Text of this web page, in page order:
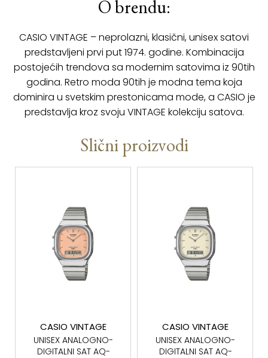
O brendu:
CASIO VINTAGE – neprolazni, klasični, unisex satovi
predstavljeni prvi put 1974. godine. Kombinacija
postojećih trendova sa modernim satovima iz 90tih
godina. Retro moda 90tih je modna tema koja
dominira u svetskim prestonicama mode, a CASIO je
predstavlja kroz svoju VINTAGE kolekciju satova.
Slični proizvodi
CASIO VINTAGE
UNISEX ANALOGNO-
DIGITALNI SAT AQ-
CASIO VINTAGE
UNISEX ANALOGNO-
DIGITALNI SAT AQ-